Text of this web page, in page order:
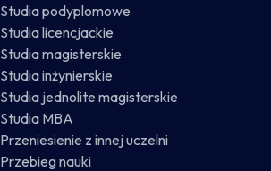
Studia podyplomowe
Studia licencjackie
Studia magisterskie
Studia inżynierskie
Studia jednolite magisterskie
Studia MBA
Przeniesienie z innej uczelni
Przebieg nauki